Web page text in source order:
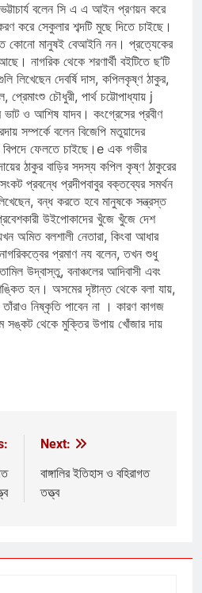
বলেন সি এ এ আইন প্রণয়ন করে
করে সেকুলার শব্দটি মুছে দিতে চাইছে।
কোনো মানুষই বেআইনি নন। প্রত্যেকের
নাগরিক থেকে শরণার্থী বইটিতে ছ’টি
লিখেছেন দেবর্ষি দাস, কপিলকৃষ্ণ ঠাকুর,
প্রেমাংশু চৌধুরী, পার্থ চট্টোপাধ্যায় j
ও আশিষ যাদব। কংগ্রেসের প্রবীণ
সম্পর্কে বলেন বিজেপি মতুয়াদের
ফেলতে চাইছে।e এক গভীর
ঠাকুর বাড়ির সদস্য কপিল কৃষ্ণ ঠাকুরের
প্রবন্ধে প্রদীপবাবুর বক্তব্যের সমর্থন
বন্ধ করতে হবে মানুষকে সন্ত্রস্ত
উইপোকাদের খুঁজে খুঁজে দেশ
অমিত বলশালী নেতারা, কিংবা আধার
প্রমাণ নয বলেন, তখন শুধু
উদ্বাস্তু, বনাঞ্চলের আদিবাসী এবং
হন। অসমের দৃষ্টান্ত থেকে বলা যায়,
নিষ্কৃতি পাবেন না । কারণ কাগজ
সঙ্কট থেকে মুক্তির উপায় খোঁজার দায়
Next:
বাঙ্গালির ইতিহাস ও বহিরাগত
তত্ত্ব